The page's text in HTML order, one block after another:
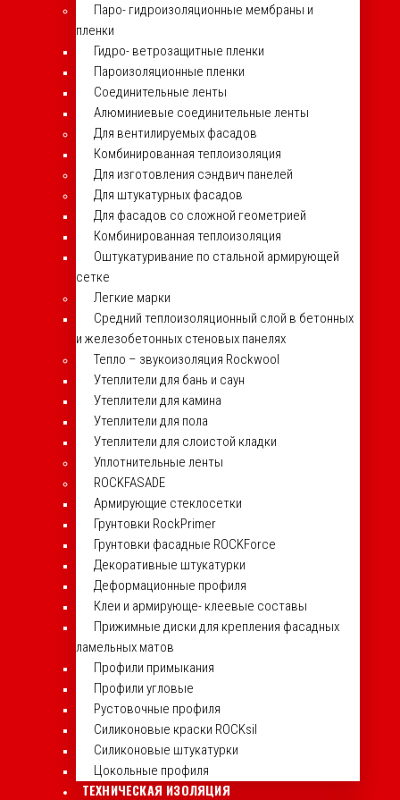
Паро- гидроизоляционные мембраны и
пленки
Гидро- ветрозащитные пленки
Пароизоляционные пленки
Соединительные ленты
Алюминиевые соединительные ленты
Для вентилируемых фасадов
Комбинированная теплоизоляция
Для изготовления сэндвич панелей
Для штукатурных фасадов
Для фасадов со сложной геометрией
Комбинированная теплоизоляция
Оштукатуривание по стальной армирующей
сетке
Легкие марки
Средний теплоизоляционный слой в бетонных
и железобетонных стеновых панелях
Тепло – звукоизоляция Rockwool
Утеплители для бань и саун
Утеплители для камина
Утеплители для пола
Утеплители для слоистой кладки
Уплотнительные ленты
ROCKFASADE
Армирующие стеклосетки
Грунтовки RockPrimer
Грунтовки фасадные ROCKForce
Декоративные штукатурки
Деформационные профиля
Клеи и армирующе- клеевые составы
Прижимные диски для крепления фасадных
ламельных матов
Профили примыкания
Профили угловые
Рустовочные профиля
Силиконовые краски ROCKsil
Силиконовые штукатурки
Цокольные профиля
ТЕХНИЧЕСКАЯ ИЗОЛЯЦИЯ